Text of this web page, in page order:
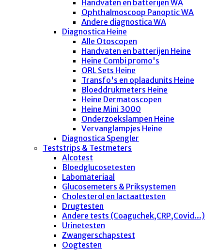
Handvaten en batterijen WA
Ophthalmoscoop Panoptic WA
Andere diagnostica WA
Diagnostica Heine
Alle Otoscopen
Handvaten en batterijen Heine
Heine Combi promo's
ORL Sets Heine
Transfo's en oplaadunits Heine
Bloeddrukmeters Heine
Heine Dermatoscopen
Heine Mini 3000
Onderzoekslampen Heine
Vervanglampjes Heine
Diagnostica Spengler
Teststrips & Testmeters
Alcotest
Bloedglucosetesten
Labomateriaal
Glucosemeters & Priksystemen
Cholesterol en lactaattesten
Drugtesten
Andere tests (Coaguchek,CRP,Covid...)
Urinetesten
Zwangerschapstest
Oogtesten